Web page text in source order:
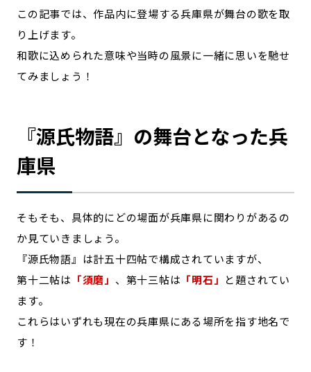
この記事では、作品内に登場する兵庫県が舞台の歌を取
り上げます。
和歌に込められた意味や当時の風景に一緒に思いを馳せ
てみましょう！
『源氏物語』の舞台となった兵
庫県
そもそも、具体的にどの場面が兵庫県に関わりがあるの
か見ていきましょう。
『源氏物語』は計五十四帖で構成されていますが、
第十二帖は 「須磨」 、第十三帖は 「明石」 と題されてい
ます。
これらはいずれも現在の兵庫県にある場所を指す地名で
す！